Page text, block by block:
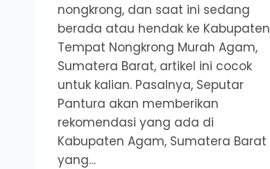
nongkrong, dan saat ini sedang
berada atau hendak ke Kabupaten
Tempat Nongkrong Murah Agam,
Sumatera Barat, artikel ini cocok
untuk kalian. Pasalnya, Seputar
Pantura akan memberikan
rekomendasi yang ada di
Kabupaten Agam, Sumatera Barat
yang…